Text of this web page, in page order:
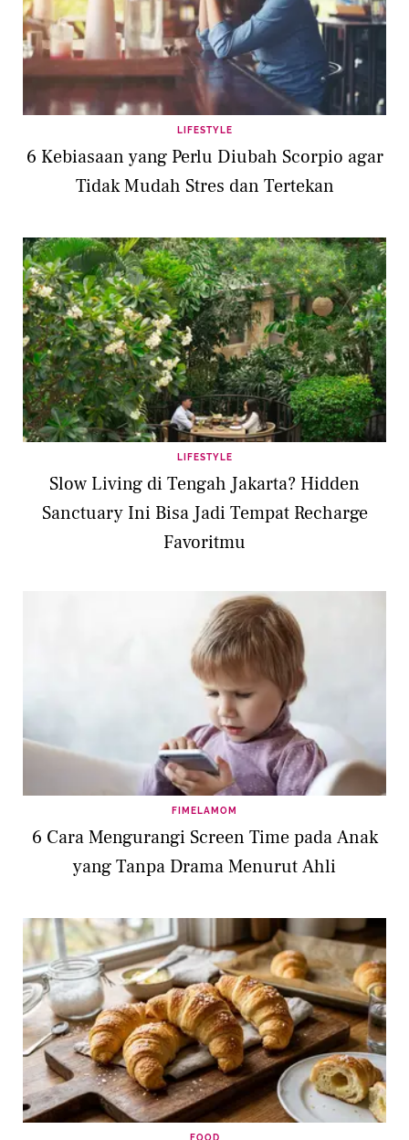
LIFESTYLE
6 Kebiasaan yang Perlu Diubah Scorpio agar
Tidak Mudah Stres dan Tertekan
LIFESTYLE
Slow Living di Tengah Jakarta? Hidden
Sanctuary Ini Bisa Jadi Tempat Recharge
Favoritmu
FIMELAMOM
6 Cara Mengurangi Screen Time pada Anak
yang Tanpa Drama Menurut Ahli
FOOD